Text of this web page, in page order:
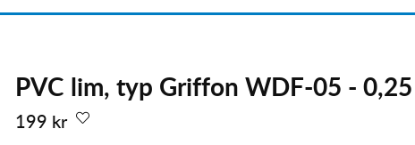
PVC lim, typ Griffon WDF-05 -
199 kr